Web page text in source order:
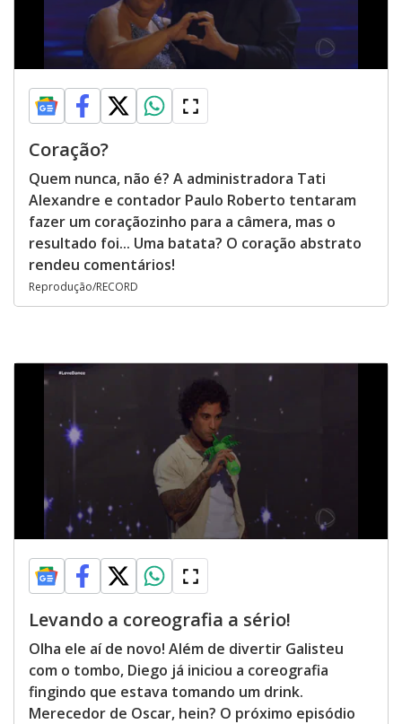
Coração?
Quem nunca, não é? A administradora Tati
Alexandre e contador Paulo Roberto tentaram
fazer um coraçãozinho para a câmera, mas o
resultado foi... Uma batata? O coração abstrato
rendeu comentários!
Reprodução/RECORD
Levando a coreografia a sério!
Olha ele aí de novo! Além de divertir Galisteu
com o tombo, Diego já iniciou a coreografia
fingindo que estava tomando um drink.
Merecedor de Oscar, hein? O próximo episódio